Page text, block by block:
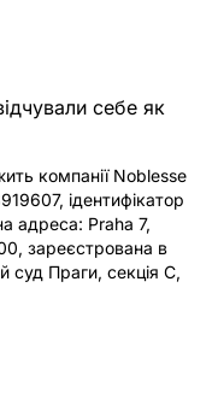
себе як
компанії Noblesse
ідентифікатор
адреса: Praha 7,
зареєстрована в
суд Праги, секція C,